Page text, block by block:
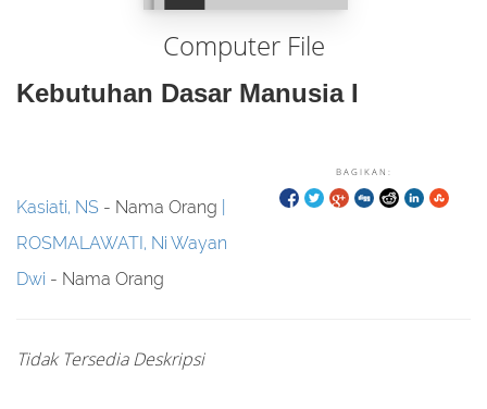
Computer File
Kebutuhan Dasar Manusia I
BAGIKAN:
Kasiati, NS - Nama Orang
ROSMALAWATI, Ni Wayan
Dwi - Nama Orang
Tidak Tersedia Deskripsi